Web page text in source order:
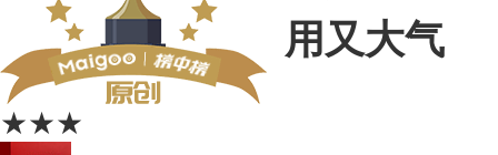
★★★
用又大气